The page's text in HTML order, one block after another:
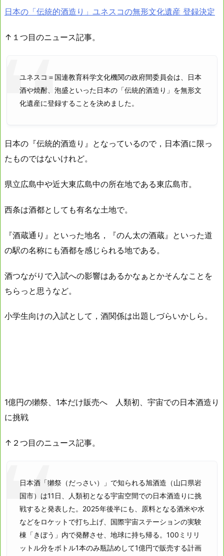
日本の「伝統的酒造り」ユネスコの無形文化遺産 登録決定
↑１つ目のニュース記事。
ユネスコ＝国連教育科学文化機関の政府間委員会は、日本
酒や焼酎、泡盛といった日本の「伝統的酒造り」を無形文
化遺産に登録することを決めました。
日本の『伝統的酒造り』となっているので，日本酒に限っ
たものではないけれど。
県立広島中や近大東広島中の所在地である東広島市。
西条は酒都としても有名な土地で。
『酒蔵通り』といった地名，『のん太の酒蔵』といった道
の駅の名称にも酒都を感じられる地である。
酒つながりで入試への影響はあるかなぁとかそんなことを
ちらっと思うなど。
小学生向けの入試として，酒関係は出題しづらいかしら。
1億円の獺祭、1本だけ販売へ 人類初、宇宙での日本酒造り
に挑戦
↑２つ目のニュース記事。
日本酒「獺祭（だっさい）」で知られる旭酒造（山口県岩
国市）は11日、人類初となる宇宙空間での日本酒造りに挑
戦すると発表した。2025年後半にも、原料となる酒米や水
などをロケットで打ち上げ、国際宇宙ステーションの実験
棟「きぼう」内で発酵させ、地球に持ち帰る。100ミリリ
ットル分をボトル1本のみ瓶詰めして1億円で販売する計画